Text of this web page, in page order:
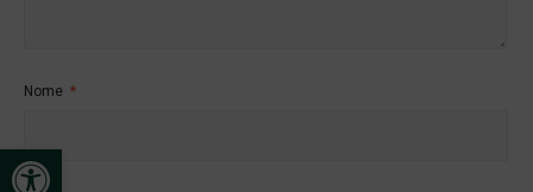
Abrir a barra de ferramentas
Nome *